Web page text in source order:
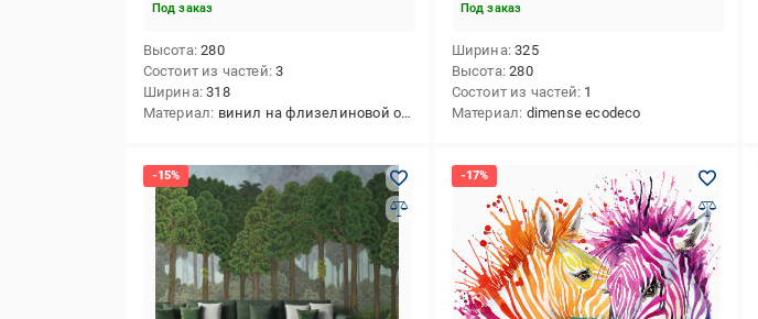
Под заказ
Высота 280
Состоит из частей 3
Ширина 318
Материал винил на флизелиновой основе
Под заказ
Ширина 325
Высота 280
Состоит из частей 1
Материал dimense ecodeco